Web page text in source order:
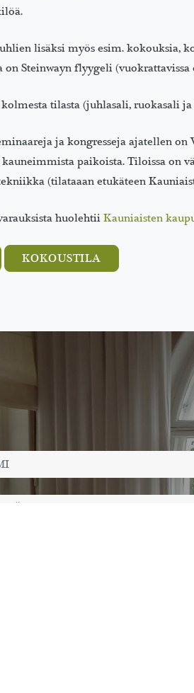
lisäksi myös esim. kokouksia,
Steinwayn flyygeli (vuokrattavissa
tilasta (juhlasali, ruokasali
ja kongresseja ajatellen
paikoista. Tiloissa on
(tilataaan etukäteen
huolehtiiKauniaisten
KOKOUSTILA